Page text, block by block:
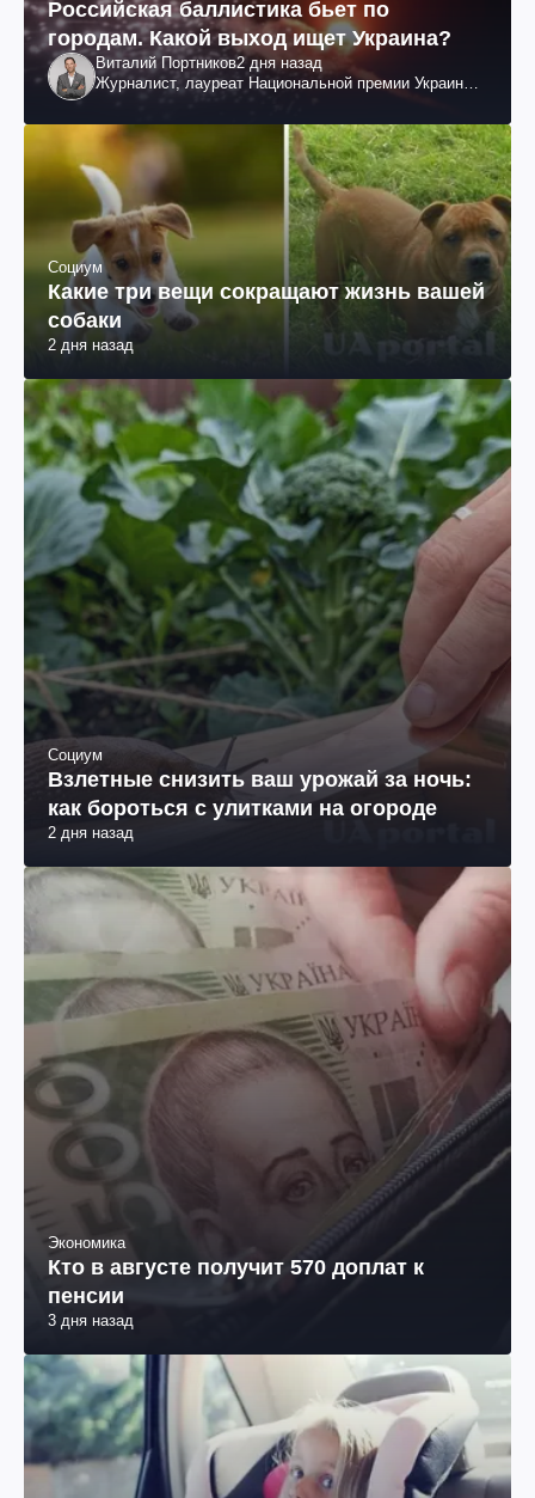
Российская баллистика бьет по
городам. Какой выход ищет Украина?
Виталий Портников2 дня назад
Журналист, лауреат Национальной премии Украины
Социум
Какие три вещи сокращают жизнь вашей
собаки
2 дня назад
Социум
Взлетные снизить ваш урожай за ночь:
как бороться с улитками на огороде
2 дня назад
Экономика
Кто в августе получит 570 доплат к
пенсии
3 дня назад